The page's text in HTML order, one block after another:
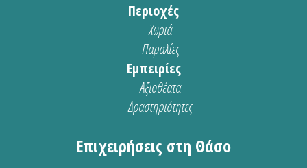
Περιοχές
Χωριά
Παραλίες
Εμπειρίες
Αξιοθέατα
Δραστηριότητες
Επιχειρήσεις στη Θάσο